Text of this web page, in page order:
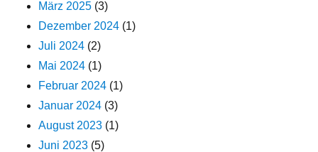
März 2025 (3)
Dezember 2024 (1)
Juli 2024 (2)
Mai 2024 (1)
Februar 2024 (1)
Januar 2024 (3)
August 2023 (1)
Juni 2023 (5)